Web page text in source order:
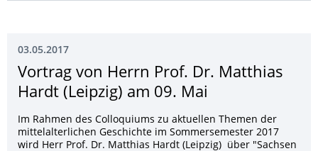
03.05.2017
Vortrag von Herrn Prof. Dr. Matthias
Hardt (Leipzig) am 09. Mai
Im Rahmen des Colloquiums zu aktuellen Themen der
mittelalterlichen Geschichte im Sommersemester 2017
wird Herr Prof. Dr. Matthias Hardt (Leipzig) über "Sachsen